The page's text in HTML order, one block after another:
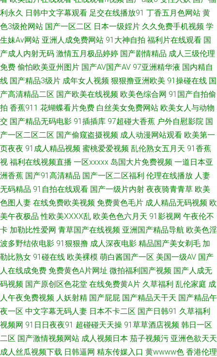
人人草人人爱 亚欧成人精品 青青草视颖偷拍 国产区导航 www激情六月天
com 91狼友网站 五月天干逼网 午夜伦理片 黄色苍库 中文亚洲字幕 人人操人
人观看黄色片 99re视频网址 亚洲欧美另类小说图片 97在线导航 三级理论 日
韩伦理片网址 国青青草偷拍 AV天堂电影院图片 91人人妻人人爽懂色 91com
美女 人人射人人超 黑B毛视频免费观看 97人人艹 99热色综合 西瓜伦理片 免
费无遮挡成人在线视频 豆花91com 亚洲综合网色约区婷 五月天色图阁 久久
爱 91看片成人 涩涩爱在线视频 日本在线天堂 九九热大香蕉97 yyets人人影
视字幕 亚洲午夜成人天堂精品 人人色在线资源 亚州国产 人人操人人干人人
插 久久人妻91 艺人大香蕉麻豆精品 欧美性爱视频一区二区 福利成人在线 微
拍福福利在线 最新伊人网址 97爱爱 超碰在线青青草 国产熟女一区二区 日干
射操逼 网址大全在线免费观看 影音先锋资源男人av 福利社大香蕉 久久人人
九九 欧美特黄AA片 人人影视网站大全 51福利在线观看 午夜精品影院 97超
碰人人草人人色 超碰在线人人艹 日本不卡一三区 婷婷激情手机在线观看视
利永久 日韩中文字幕观看 足交在线播放91 丁香五月色网站 黄
色3级抢网站 国产一区二区 日本一级婬片 久久免费手机视频 学
生妹Av网站 亚洲人成免费网站 91大神自拍 福利片在线观看 国
产成人内射无码 激情五月极品婷婷 国产剧情精品 成人三级伦理
免费 偷怕欧美亚州图片 国产AV国产AV 97亚洲精华液 国内精自
线 国产精品3级片 成年女人视频 狠狠撸亚洲欧美 91操碰在线 国
产高清精品二区 国产欧美在线视频 欧美色综合网 91国产自拍偷
拍 香蕉911 花蝴蝶看片免费 白丝美女免费网站 欧美女人与动物
交 国产精品无码电影 91插插库 97超碰大香蕉 户外自慰影院 国
产一区二区二区 国产偷窥盗摄视频 成人动漫网站观看 欧美第一
页夜夜 91成人精品视频 蜜桃爱爱视频 乱伦熟女五月天 91香蕉
视 福利在线视频直播 一区xxxxx 岛国大片免费视频 一道日本亚
洲香蕉 国产91高清精品 国产一区二区福利 伦理在线播放 人妻
无码精品 91自拍在线观看 国产一级片内射 夜夜骑青青草 欧美
色图人妻 在线免费欧美视频 免费黄色毛片 成人精品无码视频 欧
美午夜极品 性欧美ⅩⅩⅩⅩ乱 欧美色色六月天 91影视网 午夜伦不
卡 加勒比性爱网 青草国产在线视频 亚洲国产精品导航 欧美色淫
波多野结依电影 91狠狠撸 成人深夜电影 精品国产美女剃毛 加
勒比熟女 91碰在线 欧美裸模 萌白酱国产一区 美国一级AV 国产
人在线成免费 免费黄色A片网址 微拍福利国产视频 国产人成无
码视频 国产原创区色花堂 在线免费黄A片 久草福利 乱伦家庭 成
人午夜免费视频 人妖射精 国产屁屁 国产精品天干天 国产精品午
夜一区 中文字幕无码人妻 日本不卡二区 国产日韩91 久草福利
视频网 91日日夜夜91 超碰碰天天操 91草草酒店视频 韩日一区
二区 国产激情视频网站 成人视频日本 茄子视频污 亚洲色欲天天
成人丝瓜视频下载 日韩逼网 精东传媒入口 黄wwww色 香港伦理